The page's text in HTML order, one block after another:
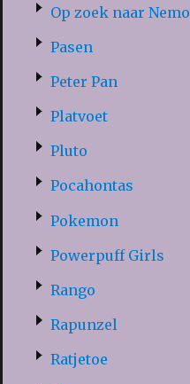
Op zoek naar Nemo
Pasen
Peter Pan
Platvoet
Pluto
Pocahontas
Pokemon
Powerpuff Girls
Rango
Rapunzel
Ratjetoe